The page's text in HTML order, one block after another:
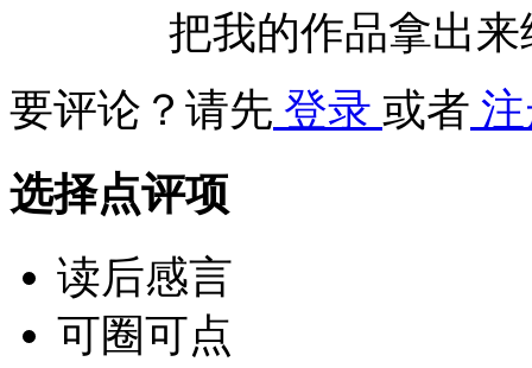
把我的作品拿出
要评论？请先 登录 或者
选择点评项
读后感言
可圈可点